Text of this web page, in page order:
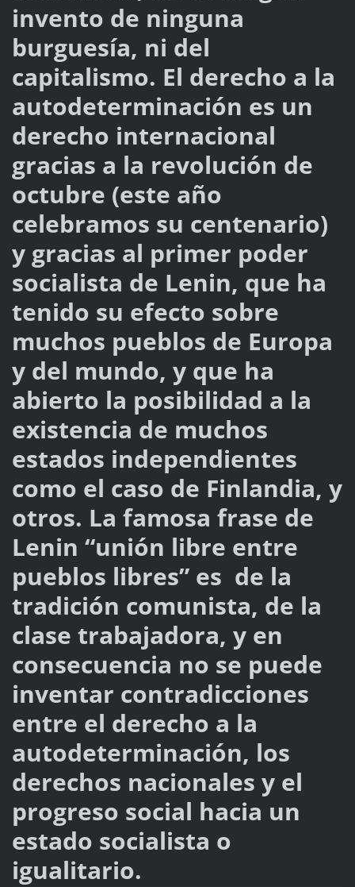
invento de ninguna
burguesía, ni del
capitalismo. El derecho a la
autodeterminación es un
derecho internacional
gracias a la revolución de
octubre (este año
celebramos su centenario)
y gracias al primer poder
socialista de Lenin, que ha
tenido su efecto sobre
muchos pueblos de Europa
y del mundo, y que ha
abierto la posibilidad a la
existencia de muchos
estados independientes
como el caso de Finlandia, y
otros. La famosa frase de
Lenin “unión libre entre
pueblos libres” es de la
tradición comunista, de la
clase trabajadora, y en
consecuencia no se puede
inventar contradicciones
entre el derecho a la
autodeterminación, los
derechos nacionales y el
progreso social hacia un
estado socialista o
igualitario.